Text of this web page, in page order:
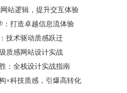
站逻辑，提升交互体验
：打造卓越信息流体验
技术驱动质感跃迁
质感网站设计实战
：全栈设计实战指南
×科技质感，引爆高转化